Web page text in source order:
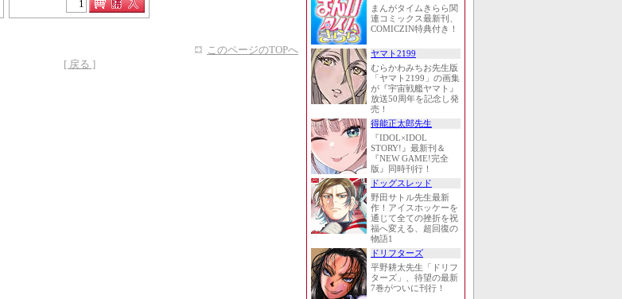
このページのTOPへ
[ 戻る ]
まんがタイムきらら関
連コミックス最新刊、
COMICZIN特典付き！
ヤマト2199
むらかわみちお先生版
「ヤマト2199」の画集
が『宇宙戦艦ヤマト』
放送50周年を記念し発
売！
得能正太郎先生
『IDOL×IDOL
STORY!』最新刊＆
『NEW GAME!完全
版』同時刊行！
ドッグスレッド
野田サトル先生最新
作！アイスホッケーを
通じて全ての挫折を祝
福へ変える、超回復の
物語1
ドリフターズ
平野耕太先生「ドリフ
ターズ」、待望の最新
7巻がついに刊行！